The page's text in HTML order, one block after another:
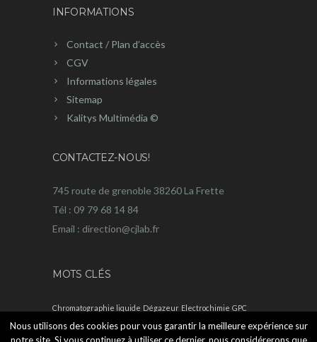
INFORMATIONS
Contact / Plan d’accès
CGV
Informations légales
Sitemap
Kalitys Multimédia ©
CONTACTEZ-NOUS!
745 route de grenoble 38260 La Frette
Tél : 09 79 68 14 84
Email : direction@cjlab.fr
MOTS CLÉS
Chromatographie liquide Dégazeur Electrochimie GPC
HPLC
Nous utilisons des cookies pour vous garantir la meilleure expérience sur